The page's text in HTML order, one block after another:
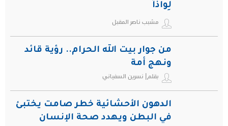
لِواذاً
مشبب ناصر المقبل
من جوار بيت الله الحرام.. رؤية قائد
ونهج أمة
بقلم| نسرين السفياني
الدهون الأحشائية خطر صامت يختبئ
في البطن ويهدد صحة الإنسان